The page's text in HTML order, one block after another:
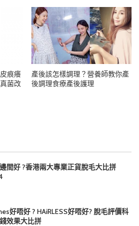
痕癢
菌改
產後該怎樣調理？營養師教你產
後調理食療產後護理
間好 ?香港兩大專業正貨脫毛大比拼
好唔好 ? HAiRLESS好唔好? 脫毛評價科
效果大比拼